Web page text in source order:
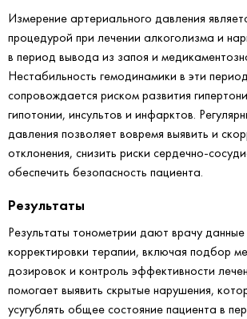
Измерение артериального давления
процедурой при лечении алкоголизма и
в период вывода из запоя и
Нестабильность гемодинамики в эти
сопровождается риском развития
гипотонии, инсультов и инфарктов.
давления позволяет вовремя выявить и
отклонения, снизить риски сердечно-
обеспечить безопасность пациента.
Результаты
Результаты тонометрии дают врачу
корректировки терапии, включая подбор
дозировок и контроль эффективности
помогает выявить скрытые нарушения,
усугублять общее состояние пациента в